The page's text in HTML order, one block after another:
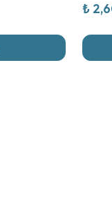
₺